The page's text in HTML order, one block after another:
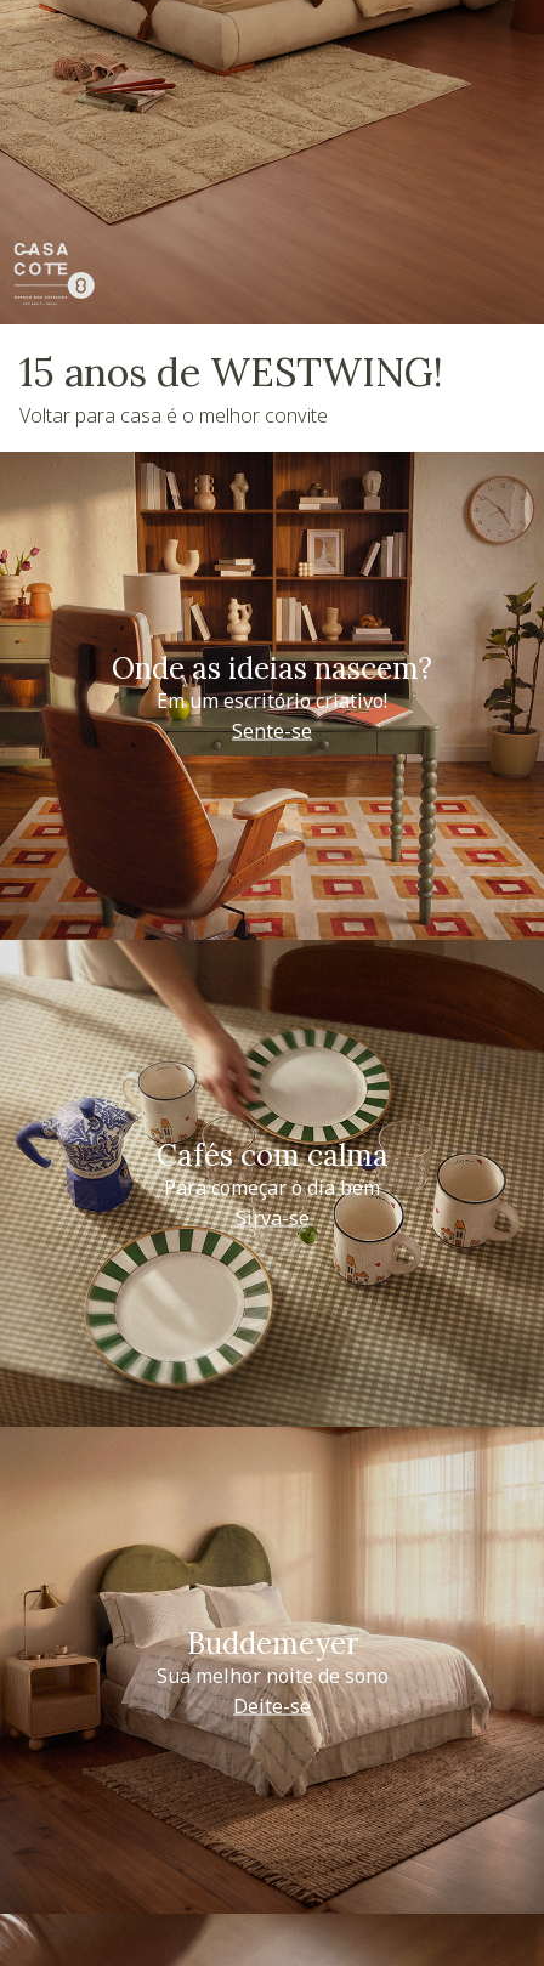
15 anos de WESTWING!
Voltar para casa é o melhor convite
Onde as ideias nascem?
Em um escritório criativo!
Sente-se
Cafés com calma
Para começar o dia bem
Sirva-se
Buddemeyer
Sua melhor noite de sono
Deite-se